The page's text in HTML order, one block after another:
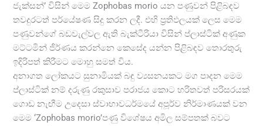
ජැක්සන්’ විසින් මෙම Zophobas morio යන පණුවන් පිළිබඳව
තවදුරටත් පර්යේෂණ සිදු කරන ලදී. එහි ප්‍රතිඵලයක් ලෙස මෙම
පණුවන්ගේ බඩවැල්වල ඇති බැක්ටීරියා විසින් ප්ලාස්ටික් අණුක
මට්ටමින් ජීර්ණය කරන්නෙ කෙසේද යන්න පිළිබඳව තොරතුරු
ඉදිරිපත් කිරීමට මොහු සමත් විය.
අනාගත ලෝකයට සුනාමියක් බඳු ව්‍යසනයකට මග පාදන මෙම
ප්ලාස්ටික් නම් දරුණු රකුසාව පරාජය කොට හරිතවත් පරිසරයක්
ගොඩ නැඟීම උදෙසා ස්වාභාවධර්මයේ අපූර්ව නිර්මාණයක් වන
මෙම ‘Zophobas morio’පණු විශේෂය අමිල සම්පතක් බවට